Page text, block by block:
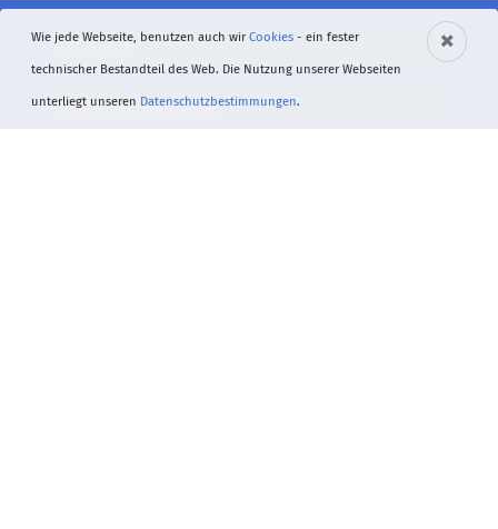
Wie jede Webseite, benutzen auch wir Cookies - ein fester
technischer Bestandteil des Web. Die Nutzung unserer Webseiten
unterliegt unseren Datenschutzbestimmungen.